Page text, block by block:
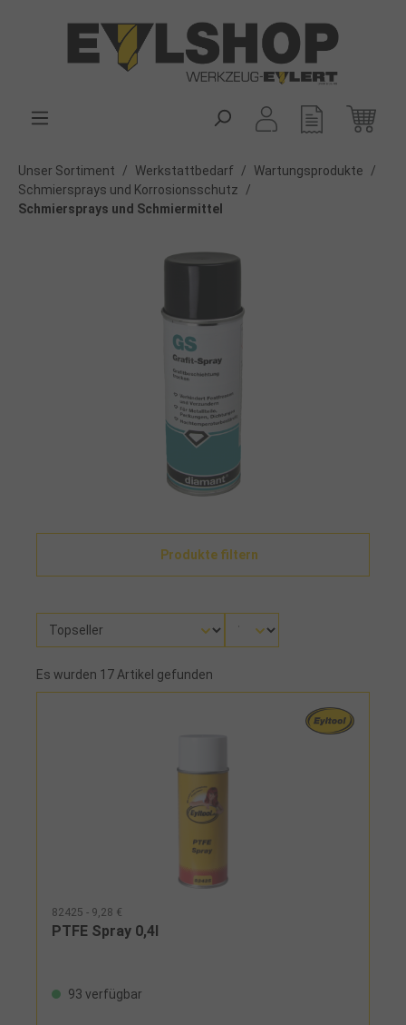
Unser Sortiment / Werkstattbedarf / Wartungsprodukte
/
Schmiersprays und Korrosionsschutz
/
Schmiersprays und Schmiermittel
Produkte filtern
Es wurden 17 Artikel gefunden
82425 - 9,28 €
PTFE Spray 0,4l
93 verfügbar